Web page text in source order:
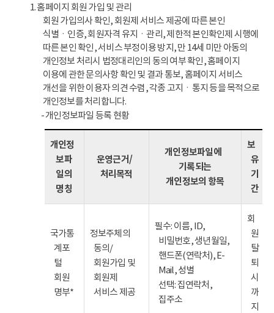
1. 홈페이지 회원 가입 및 관리
회원 가입의사 확인, 회원제 서비스 제공에 따른 본인
식별ㆍ인증, 회원자격 유지ㆍ관리, 제한적 본인확인제 시행에
따른 본인 확인, 서비스 부정이용 방지, 만 14세 미만 아동의
개인정보 처리시 법정대리인의 동의 여부 확인, 홈페이지
이용에 관한 문의사항 확인 및 결과 통보, 홈페이지 서비스
개선을 위한 이용자 의견 수렴, 각종 고지ㆍ통지 등을 목적으로
개인정보를 처리합니다.
- 개인정보파일 등록 현황
개인정
보파
일의
명칭
운영근거/
처리목적
개인정보파일에
기록되는
개인정보의 항목
보
유
기
간
국가통
계포
털
회원
명부*
정보주체의
동의/
회원가입 및
회원제
서비스 제공
필수: 이름, ID,
비밀번호, 생년월일,
핸드폰(연락처), E-
Mail, 성별
선택: 집연락처,
집주소
회
원
탈
퇴
시
까
지